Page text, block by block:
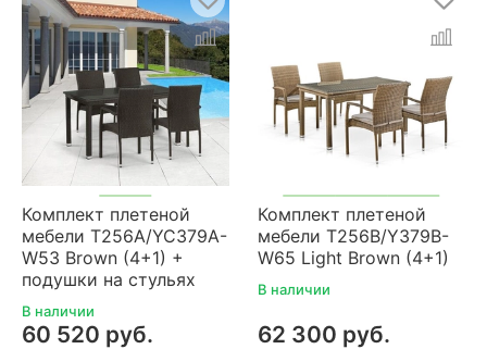
Комплект плетеной
мебели T256A/YC379A-
W53 Brown (4+1) +
подушки на стульях
В наличии
60 520 руб.
Комплект плетеной
мебели T256B/Y379B-
W65 Light Brown (4+1)
В наличии
62 300 руб.